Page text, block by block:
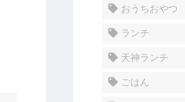
おうちおやつ
ランチ
天神ランチ
ごはん